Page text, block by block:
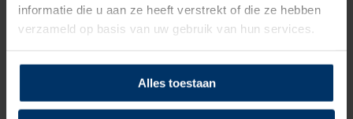
informatie die u aan ze heeft verstrekt of die ze hebben
verzameld op basis van uw gebruik van hun services.
Alles toestaan
Voering Textiel
Neusbeveiliging Kunststof
Zoolbeveiliging Kunststof